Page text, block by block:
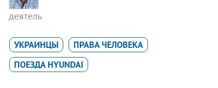
деятель
УКРАИНЦЫ
ПРАВА ЧЕЛОВЕКА
ПОЕЗДА HYUNDAI